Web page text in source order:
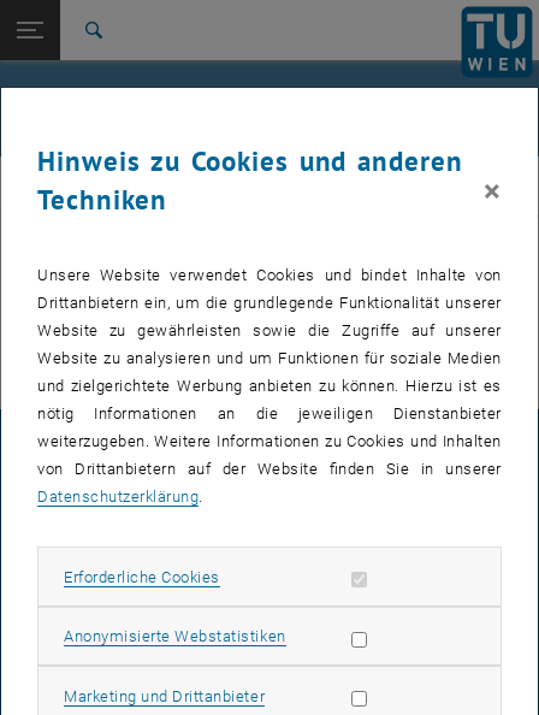
TU Login
Studium
International
Zur 1. Menü Ebene
E307-02-1-Forschungsgruppe Maschinenelemente und
Luftfahrtgetriebe
Zurück: Subseiten von E307-02-1-Forschungsgruppe
Maschinenelemente und
Luftfahrtgetriebe
Veranstaltungen
MEL
VERANSTALTUNGEN VOM 20. JULI 2026
Es gibt keine Veranstaltungen in der aktuellen Ansicht.
IMPRESSUM
COOKIEEINSTELLUNGEN
Hinweis zu Cookies und anderen
Techniken
×
Unsere Website verwendet Cookies und bindet Inhalte von
Drittanbietern ein, um die grundlegende Funktionalität unserer
Website zu gewährleisten sowie die Zugriffe auf unserer
Website zu analysieren und um Funktionen für soziale Medien
und zielgerichtete Werbung anbieten zu können. Hierzu ist es
nötig Informationen an die jeweiligen Dienstanbieter
weiterzugeben. Weitere Informationen zu Cookies und Inhalten
von Drittanbietern auf der Website finden Sie in unserer
Datenschutzerklärung.
Erforderliche Cookies Erforderliche Cookies zulassen
Anonymisierte WebstatistikenStatistik Cookies zulassen
Marketing und DrittanbieterMarketing Cookies zulassen